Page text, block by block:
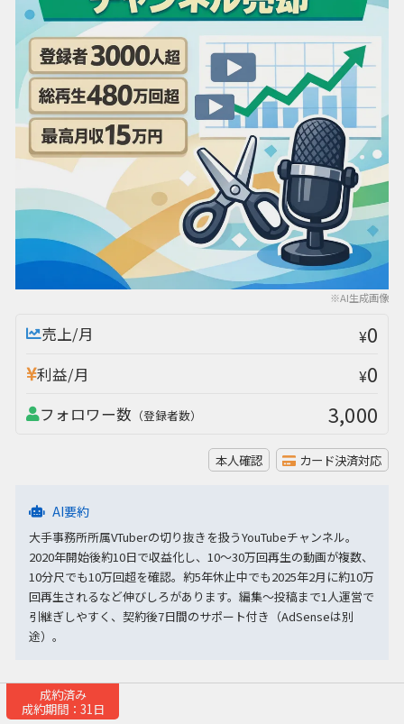
※AI生成画像
売上/月 ¥0
利益/月 ¥0
フォロワー数 （登録者数） 3,000
本人確認 カード決済対応
AI要約
大手事務所所属VTuberの切り抜きを扱うYouTubeチャンネル。
2020年開始後約10日で収益化し、10〜30万回再生の動画が複数、
10分尺でも10万回超を確認。約5年休止中でも2025年2月に約10万
回再生されるなど伸びしろがあります。編集〜投稿まで1人運営で
引継ぎしやすく、契約後7日間のサポート付き（AdSenseは別
途）。
成約済み
成約期間：31日